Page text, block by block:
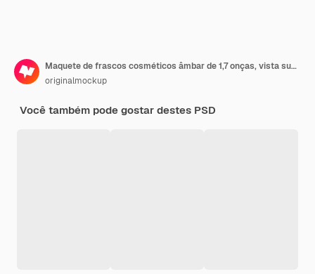
Maquete de frascos cosméticos âmbar de 1,7 onças, vista superior
originalmockup
Você também pode gostar destes PSD